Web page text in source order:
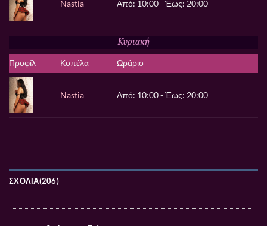
Nastia Από: 10:00 - Έως: 20:00
Κυριακή
Προφίλ Κοπέλα Ωράριο
Nastia Από: 10:00 - Έως: 20:00
ΣΧΌΛΙΑ(206)